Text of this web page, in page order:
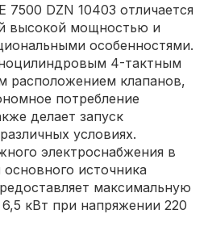
7500 DZN 10403 отличается
высокой мощностью и
особенностями.
4-тактным
расположением клапанов,
потребление
делает запуск
условиях.
электроснабжения в
источника
максимальную
кВт при напряжении 220